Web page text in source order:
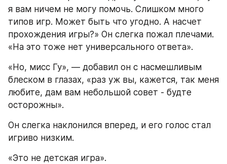
я вам ничем не могу помочь. Слишком много
типов игр. Может быть что угодно. А насчет
прохождения игры?» Он слегка пожал плечами.
«На это тоже нет универсального ответа».
«Но, мисс Гу», — добавил он с насмешливым
блеском в глазах, «раз уж вы, кажется, так меня
любите, дам вам небольшой совет - будте
осторожны».
Он слегка наклонился вперед, и его голос стал
игриво низким.
«Это не детская игра».